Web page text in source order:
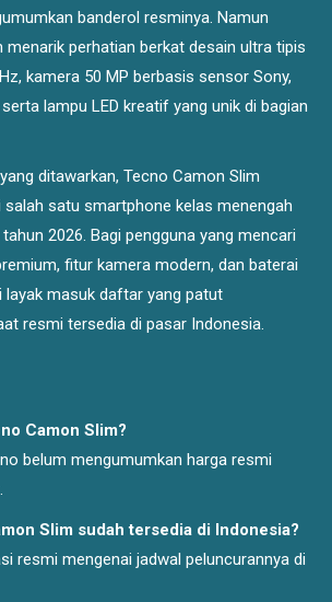
banderol resminya. Namun
menarik perhatian berkat desain ultra tipis
kamera 50 MP berbasis sensor Sony,
lampu LED kreatif yang unik di bagian
ditawarkan, Tecno Camon Slim
salah satu smartphone kelas menengah
2026. Bagi pengguna yang mencari
fitur kamera modern, dan baterai
layak masuk daftar yang patut
resmi tersedia di pasar Indonesia.
Camon Slim?
belum mengumumkan harga resmi
Slim sudah tersedia di Indonesia?
resmi mengenai jadwal peluncurannya di